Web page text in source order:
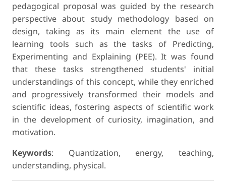
pedagogical proposal was guided by the research
perspective about study methodology based on
design, taking as its main element the use of
learning tools such as the tasks of Predicting,
Experimenting and Explaining (PEE). It was found
that these tasks strengthened students' initial
understandings of this concept, while they enriched
and progressively transformed their models and
scientific ideas, fostering aspects of scientific work
in the development of curiosity, imagination, and
motivation.
Keywords: Quantization, energy, teaching,
understanding, physical.